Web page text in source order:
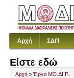
Αρχή ΣΔΠ
Είστε εδώ
Αρχή » Έργο ΜΟ.ΔΙ.Π.